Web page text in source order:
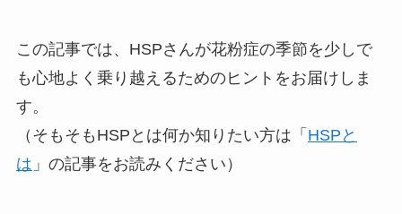
この記事では、HSPさんが花粉症の季節を少しで
も心地よく乗り越えるためのヒントをお届けしま
す。
（そもそもHSPとは何か知りたい方は「 HSPと
は 」の記事をお読みください）